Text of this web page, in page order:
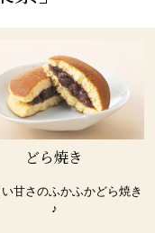
どら焼き
甘さのふかふかどら焼き
♪